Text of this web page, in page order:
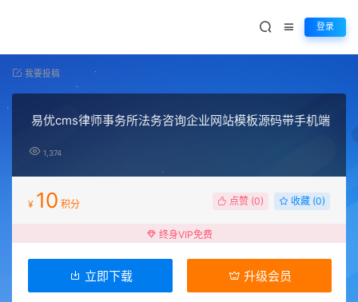
登录
我要投稿
易优cms律师事务所法务咨询企业网站模板源码带手机端
1,374
¥ 10 积分 点赞 (0) 收藏 (0)
终身VIP免费
立即下载 升级会员